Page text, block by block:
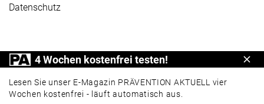
Datenschutz
PRÄVENTION AKTUELL ist ein Produkt der Universum
Verlag GmbH, Wettinerstraße 3-5, 65189 Wiesbaden,
www.universum.de,info@universum.de
4 Wochen kostenfrei testen!
Lesen Sie unser E-Magazin PRÄVENTION AKTUELL vier
Wochen kostenfrei - läuft automatisch aus.